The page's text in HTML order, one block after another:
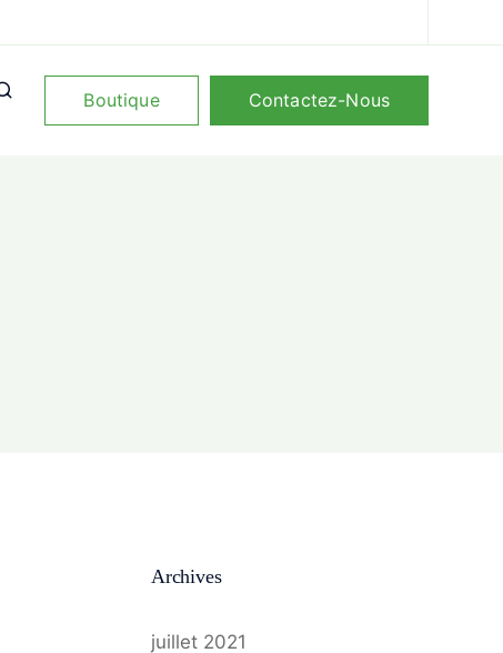
Boutique Contactez-Nous
Archives
juillet 2021